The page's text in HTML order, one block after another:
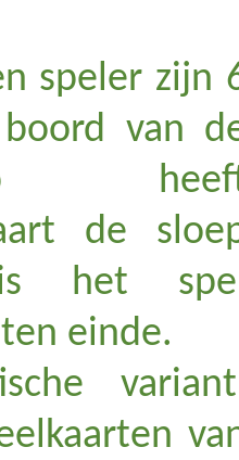
speler zijn
van
de
het
einde.